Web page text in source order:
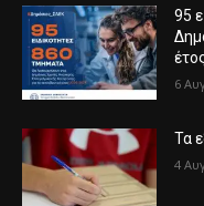
95
6
Τα
4